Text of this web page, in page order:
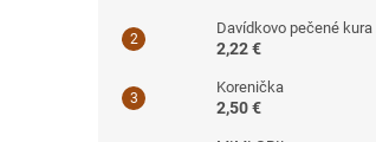
Davídkovo pečené kura
2,22 €
Korenička
2,50 €